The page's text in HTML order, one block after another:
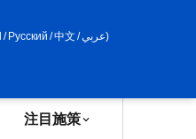
/ Русский /中文 /عربي)
注目施策